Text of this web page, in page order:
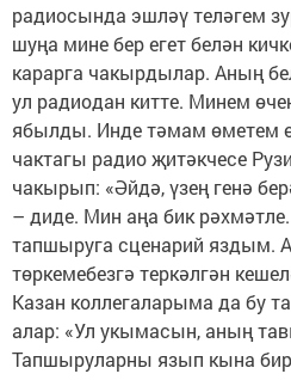
радиосында эшләү теләгем
шуңа мине бер егет белән
карарга чакырдылар. Аның
ул радиодан китте. Минем
ябылды. Инде тәмам өметем
чактагы радио җитәкчесе
чакырып: «Әйдә, үзең генә
– диде. Мин аңа бик
тапшыруга сценарий яздым.
төркемебезгә теркәлгән
Казан коллегаларыма да бу
алар: «Ул укымасын, аның
Тапшыруларны язып кына